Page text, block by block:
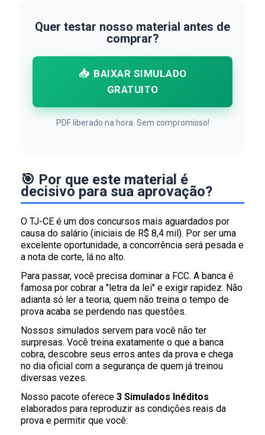
Quer testar nosso material antes de
comprar?
📥 BAIXAR SIMULADO
GRATUITO
PDF liberado na hora. Sem compromisso!
🎯 Por que este material é
decisivo para sua aprovação?
O TJ-CE é um dos concursos mais aguardados por
causa do salário (iniciais de R$ 8,4 mil). Por ser uma
excelente oportunidade, a concorrência será pesada e
a nota de corte, lá no alto.
Para passar, você precisa dominar a FCC. A banca é
famosa por cobrar a "letra da lei" e exigir rapidez. Não
adianta só ler a teoria; quem não treina o tempo de
prova acaba se perdendo nas questões.
Nossos simulados servem para você não ter
surpresas. Você treina exatamente o que a banca
cobra, descobre seus erros antes da prova e chega
no dia oficial com a segurança de quem já treinou
diversas vezes.
Nosso pacote oferece 3 Simulados Inéditos
elaborados para reproduzir as condições reais da
prova e permitir que você: